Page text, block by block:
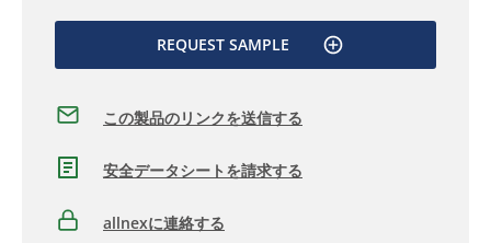
REQUEST SAMPLE
この製品のリンクを送信する
安全データシートを請求する
allnexに連絡する